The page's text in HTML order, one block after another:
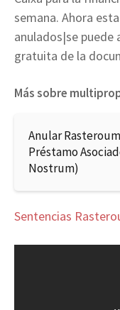
semana. Ahora
anulados|se puede
gratuita de la
Más sobre
Anular
Préstamo
Nostrum)
Sentencias